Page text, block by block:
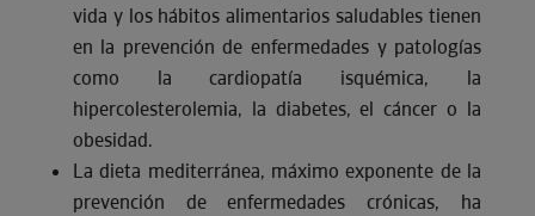
vida y los hábitos alimentarios saludables tienen
en la prevención de enfermedades y patologías
como la cardiopatía isquémica, la
hipercolesterolemia, la diabetes, el cáncer o la
obesidad.
La dieta mediterránea, máximo exponente de la
prevención de enfermedades crónicas, ha